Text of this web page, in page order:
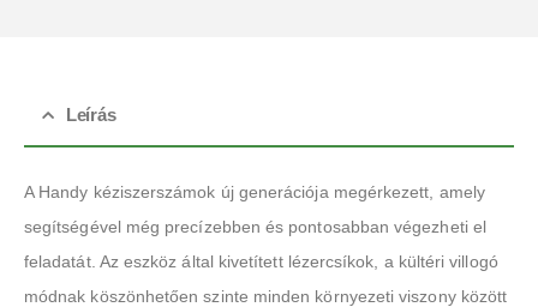
Leírás
A Handy kéziszerszámok új generációja megérkezett, amely
segítségével még precízebben és pontosabban végezheti el
feladatát. Az eszköz által kivetített lézercsíkok, a kültéri villogó
módnak köszönhetően szinte minden környezeti viszony között